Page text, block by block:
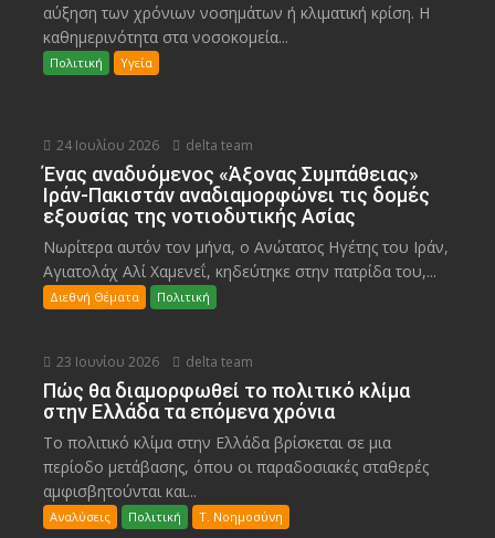
αύξηση των χρόνιων νοσημάτων ή κλιματική κρίση. Η
καθημερινότητα στα νοσοκομεία...
Πολιτική Υγεία
24 Ιουλίου 2026 delta team
Ένας αναδυόμενος «Άξονας Συμπάθειας»
Ιράν-Πακιστάν αναδιαμορφώνει τις δομές
εξουσίας της νοτιοδυτικής Ασίας
Νωρίτερα αυτόν τον μήνα, ο Ανώτατος Ηγέτης του Ιράν,
Αγιατολάχ Αλί Χαμενεΐ, κηδεύτηκε στην πατρίδα του,...
Διεθνή Θέματα Πολιτική
23 Ιουνίου 2026 delta team
Πώς θα διαμορφωθεί το πολιτικό κλίμα
στην Ελλάδα τα επόμενα χρόνια
Το πολιτικό κλίμα στην Ελλάδα βρίσκεται σε μια
περίοδο μετάβασης, όπου οι παραδοσιακές σταθερές
αμφισβητούνται και...
Αναλύσεις Πολιτική Τ. Νοημοσύνη